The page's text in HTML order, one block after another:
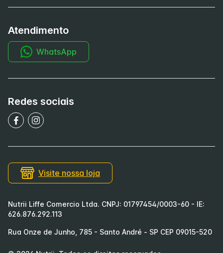
Atendimento
WhatsApp
Redes sociais
Visite nossa loja
Nutrii Liffe Comercio Ltda. CNPJ: 01797454/0003-60 - IE:
626.876.292.113
Rua Onze de Junho, 785 - Santo André - SP CEP 09015-520